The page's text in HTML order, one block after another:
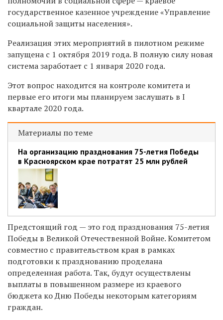
государственное казенное учреждение «Управление
социальной защиты населения».
Реализация этих мероприятий в пилотном режиме
запущена с 1 октября 2019 года. В полную силу новая
система заработает с 1 января 2020 года.
Этот вопрос находится на контроле комитета и
первые его итоги мы планируем заслушать в I
квартале 2020 года.
Материалы по теме
На организацию празднования 75-летия Победы
в Красноярском крае потратят 25 млн рублей
Предстоящий год — это год празднования 75-летия
Победы в Великой Отечественной Войне. Комитетом
совместно с правительством края в рамках
подготовки к празднованию проделана
определенная работа. Так, будут осуществлены
выплаты в повышенном размере из краевого
бюджета ко Дню Победы некоторым категориям
граждан.